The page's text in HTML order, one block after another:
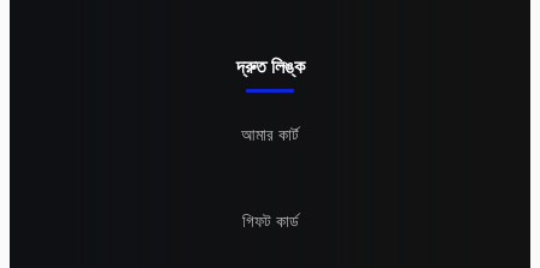
দ্রুত লিঙ্ক
আমার কার্ট
গিফট কার্ড